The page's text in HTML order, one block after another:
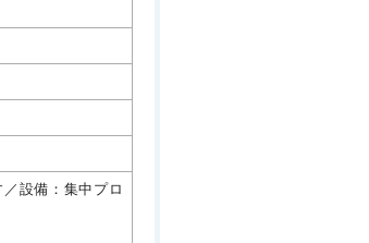
設備：集中プロ